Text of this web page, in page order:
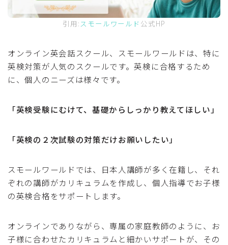
引用: スモールワールド 公式HP
オンライン英会話スクール、スモールワールドは、特に
英検対策が人気のスクールです。英検に合格するため
に、個人のニーズは様々です。
「英検受験にむけて、基礎からしっかり教えてほしい」
「英検の２次試験の対策だけお願いしたい」
スモールワールドでは、日本人講師が多く在籍し、それ
ぞれの講師がカリキュラムを作成し、個人指導でお子様
の英検合格をサポートします。
オンラインでありながら、専属の家庭教師のように、お
子様に合わせたカリキュラムと細かいサポートが、その